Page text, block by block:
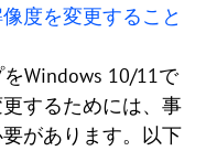
度を変更すること
Windows 10/11で
するためには、事
があります。以下